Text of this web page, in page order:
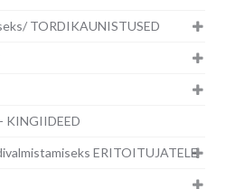
TORDIKAUNISTUSED
KINGIIDEED
ERITOITUJATELE